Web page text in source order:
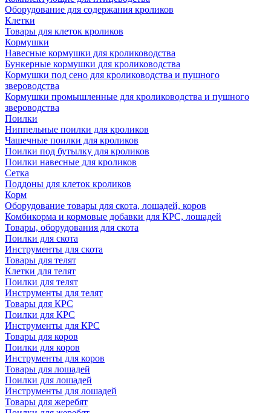
Оборудование для содержания кроликов
Клетки
Товары для клеток кроликов
Кормушки
Навесные кормушки для кролиководства
Бункерные кормушки для кролиководства
Кормушки под сено для кролиководства и пушного
звероводства
Кормушки промышленные для кролиководства и пушного
звероводства
Поилки
Ниппельные поилки для кроликов
Чашечные поилки для кроликов
Поилки под бутылку для кроликов
Поилки навесные для кроликов
Сетка
Поддоны для клеток кроликов
Корм
Оборудование товары для скота, лошадей, коров
Комбикорма и кормовые добавки для КРС, лошадей
Товары, оборудования для скота
Поилки для скота
Инструменты для скота
Товары для телят
Клетки для телят
Поилки для телят
Инструменты для телят
Товары для КРС
Поилки для КРС
Инструменты для КРС
Товары для коров
Поилки для коров
Инструменты для коров
Товары для лошадей
Поилки для лошадей
Инструменты для лошадей
Товары для жеребят